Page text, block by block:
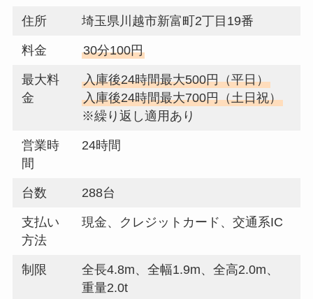
住所 埼玉県川越市新富町2丁目19番
料金 30分100円
最大料
金
入庫後24時間最大500円（平日）
入庫後24時間最大700円（土日祝）
※繰り返し適用あり
営業時
間
24時間
台数 288台
支払い
方法
現金、クレジットカード、交通系IC
制限
全長4.8m、全幅1.9m、全高2.0m、
重量2.0t